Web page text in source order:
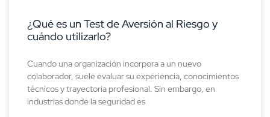
¿Qué es un Test de Aversión al Riesgo y
cuándo utilizarlo?
Cuando una organización incorpora a un nuevo
colaborador, suele evaluar su experiencia, conocimientos
técnicos y trayectoria profesional. Sin embargo, en
industrias donde la seguridad es